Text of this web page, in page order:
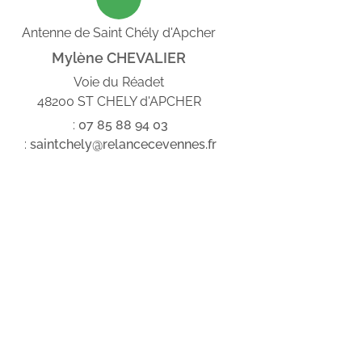
Antenne de Saint Chély d'Apcher
Mylène CHEVALIER
Voie du Réadet
48200 ST CHELY d'APCHER
: 07 85 88 94 03
: saintchely@relancecevennes.fr